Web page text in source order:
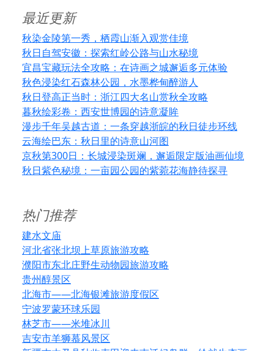
最近更新
秋染金陵第一秀，栖霞山渐入观赏佳境
秋日自驾安徽：探索红岭公路与山水秘境
宜昌宝藏玩法全攻略：在诗画之城邂逅多元体验
秋色浸染红石森林公园，水墨桦甸醉游人
秋日登高正当时：浙江四大名山赏秋全攻略
暮秋绘彩卷：西安世博园的诗意凝眸
漫步千年吴越古道：一条穿越浙皖的秋日徒步环线
云海绘巴东：秋日里的诗意山河图
京秋第300日：长城浸染斑斓，邂逅限定版油画仙境
秋日紫色秘境：一亩园公园的紫菀花海静待探寻
热门推荐
建水文庙
河北省张北坝上草原旅游攻略
濮阳市东北庄野生动物园旅游攻略
贵州醇景区
北海市——北海银滩旅游度假区
宁波罗蒙环球乐园
林芝市——米堆冰川
吉安市羊狮慕风景区